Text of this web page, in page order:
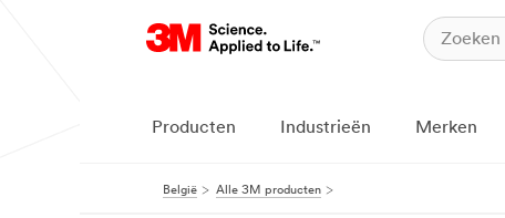
Producten Industrieën Merken
België Alle 3M producten